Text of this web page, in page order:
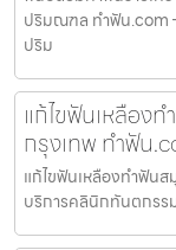
ปริมณฑล ทำฟัน.com
ปริม
แก้ไขฟันเหลือง
กรุงเทพ ทำฟัน
แก้ไขฟันเหลืองทำฟัน
บริการคลินิกทันตกรร